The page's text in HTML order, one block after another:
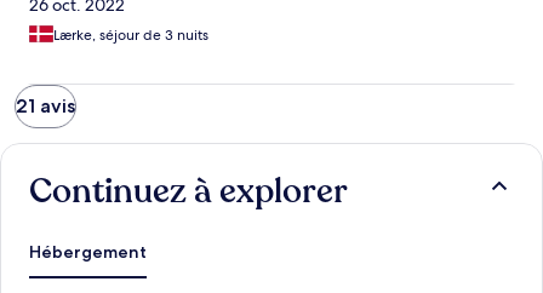
26 oct. 2022
Lærke, séjour de 3 nuits
21 avis
Continuez à explorer
Hébergement